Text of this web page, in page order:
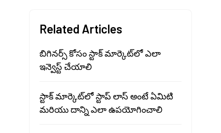
Related Articles
బిగినర్స్ కోసం స్టాక్ మార్కెట్‍లో ఎలా
ఇన్వెస్ట్ చేయాలి
స్టాక్ మార్కెట్‍లో స్టాప్ లాస్ అంటే ఏమిటి
మరియు దాన్ని ఎలా ఉపయోగించాలి